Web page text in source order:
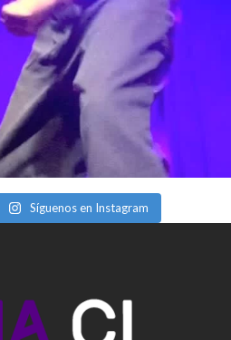
Síguenos en Instagram